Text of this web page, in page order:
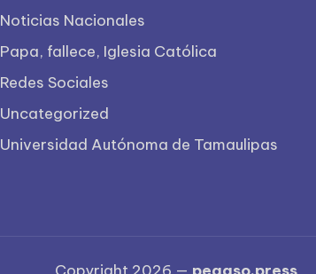
Noticias Nacionales
Papa, fallece, Iglesia Católica
Redes Sociales
Uncategorized
Universidad Autónoma de Tamaulipas